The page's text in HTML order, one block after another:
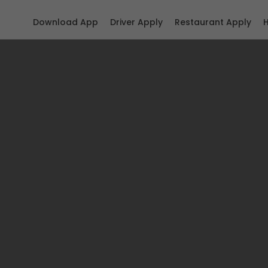
Restaurant Apply
Driver Apply
Download App